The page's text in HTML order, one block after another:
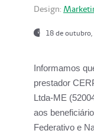
Design:
18 de
Informamos
prestador
Ltda-ME
aos
Federativo e